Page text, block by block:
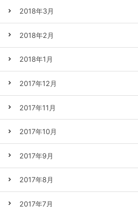
2018年3月
2018年2月
2018年1月
2017年12月
2017年11月
2017年10月
2017年9月
2017年8月
2017年7月